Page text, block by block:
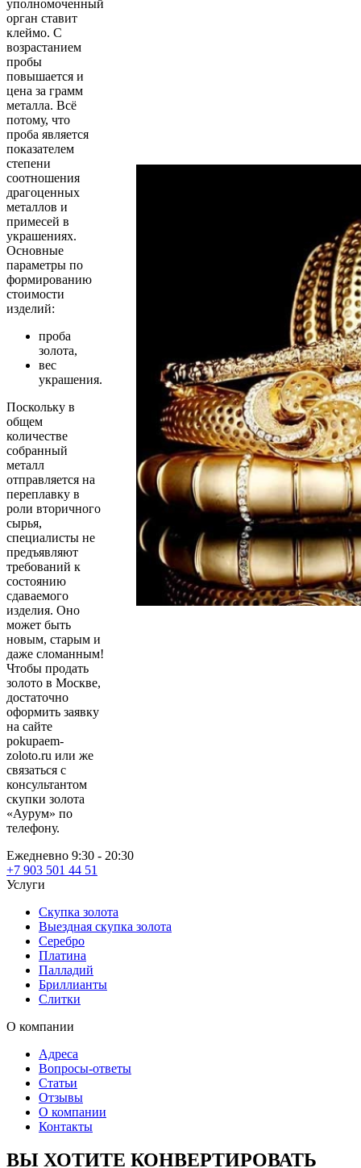
уполномоченный
орган ставит
клеймо. С
возрастанием
пробы
повышается и
цена за грамм
металла. Всё
потому, что
проба является
показателем
степени
соотношения
драгоценных
металлов и
примесей в
украшениях.
Основные
параметры по
формированию
стоимости
изделий:
проба
золота,
вес
украшения.
Поскольку в
общем
количестве
собранный
металл
отправляется на
переплавку в
роли вторичного
сырья,
специалисты не
предъявляют
требований к
состоянию
сдаваемого
изделия. Оно
может быть
новым, старым и
даже сломанным!
Чтобы продать
золото в Москве,
достаточно
оформить заявку
на сайте
pokupaem-
zoloto.ru или же
связаться с
консультантом
скупки золота
«Аурум» по
телефону.
Ежедневно 9:30 - 20:30
+7 903 501 44 51
Услуги
Скупка золота
Выездная скупка золота
Серебро
Платина
Палладий
Бриллианты
Слитки
О компании
Адреса
Вопросы-ответы
Статьи
Отзывы
О компании
Контакты
ВЫ ХОТИТЕ КОНВЕРТИРОВАТЬ